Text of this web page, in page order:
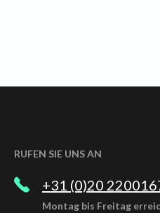
RUFEN SIE UNS AN
+31 (0)20
Montag bis Freitag